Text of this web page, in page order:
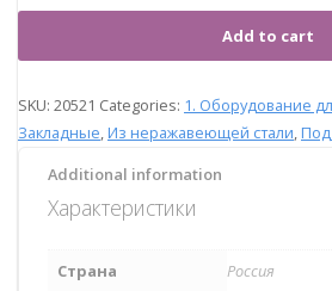
Add to cart
SKU: 20521 Categories: 1. Оборудование
Закладные Из неражавеющей стали
Additional information
Характеристики
Страна
Россия